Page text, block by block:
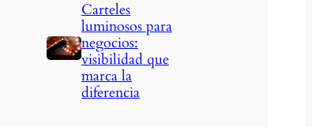
Carteles
luminosos para
negocios:
visibilidad que
marca la
diferencia